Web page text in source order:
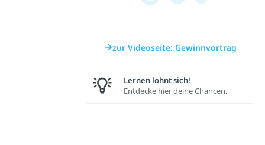
zur Videoseite: Gewinnvortrag
Lernen lohnt sich!
Entdecke hier deine Chancen.